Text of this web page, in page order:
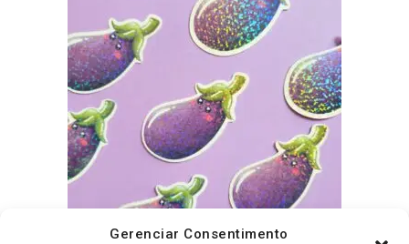
Gerenciar Consentimento
produto